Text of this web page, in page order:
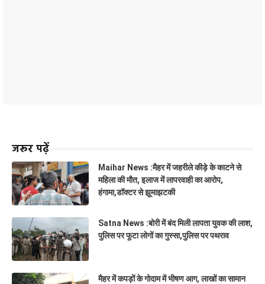
जरूर पढ़ें
Maihar News :मैहर में जहरीले कीड़े के काटने से
महिला की मौत, इलाज में लापरवाही का आरोप,
हंगामा,डॉक्टर से झूमाझटकी
Satna News :बोरी में बंद मिली लापता युवक की लाश,
पुलिस पर फूटा लोगों का गुस्सा,पुलिस पर पथराव
मैहर में कपड़ों के गोदाम में भीषण आग, लाखों का सामान